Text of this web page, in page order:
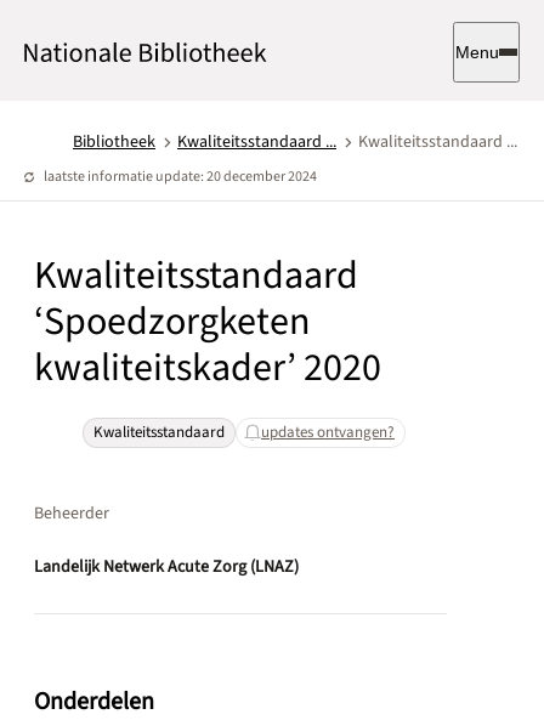
Menu
Bibliotheek Kwaliteitsstandaard ... Kwaliteitsstandaard ...
laatste informatie update: 20 december 2024
Kwaliteitsstandaard
‘Spoedzorgketen
kwaliteitskader’ 2020
Kwaliteitsstandaard updates ontvangen?
Beheerder
Landelijk Netwerk Acute Zorg (LNAZ)
Onderdelen